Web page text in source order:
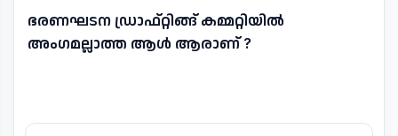
ഭരണഘടന ഡ്രാഫ്റ്റിങ്ങ് കമ്മറ്റിയിൽ
അംഗമല്ലാത്ത ആൾ ആരാണ് ?